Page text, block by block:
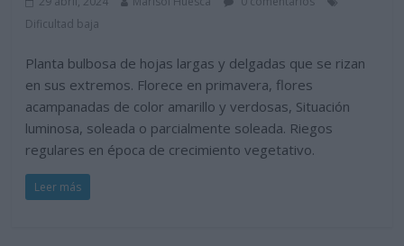
Dificultad baja
Planta bulbosa de hojas largas y delgadas que se rizan
en sus extremos. Florece en primavera, flores
acampanadas de color amarillo y verdosas, Situación
luminosa, soleada o parcialmente soleada. Riegos
regulares en época de crecimiento vegetativo.
Leer más